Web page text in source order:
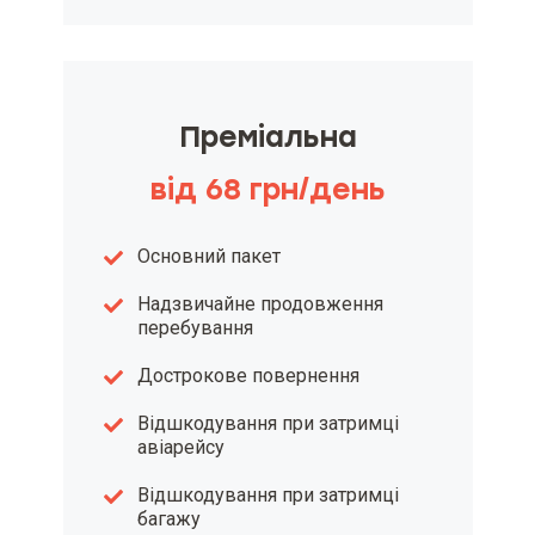
Премiальна
від 68 грн/день
Основний пакет
Надзвичайне продовження
перебування
Дострокове повернення
Відшкодування при затримці
авіарейсу
Відшкодування при затримці
багажу